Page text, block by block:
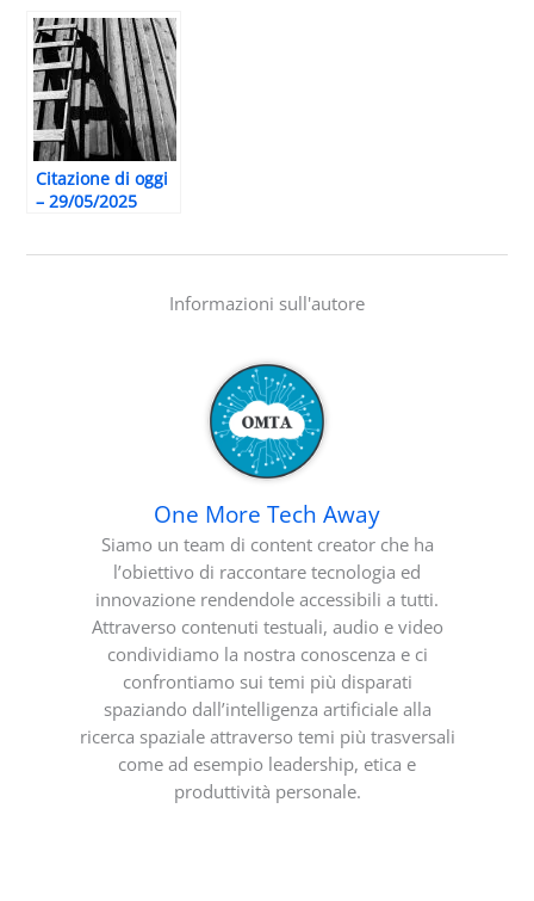
Citazione di oggi
– 29/05/2025
Informazioni sull'autore
One More Tech Away
Siamo un team di content creator che ha
l’obiettivo di raccontare tecnologia ed
innovazione rendendole accessibili a tutti.
Attraverso contenuti testuali, audio e video
condividiamo la nostra conoscenza e ci
confrontiamo sui temi più disparati
spaziando dall’intelligenza artificiale alla
ricerca spaziale attraverso temi più trasversali
come ad esempio leadership, etica e
produttività personale.